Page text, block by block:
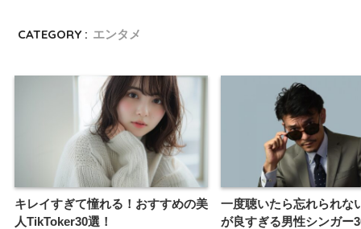
CATEGORY : エンタメ
キレイすぎて憧れる！おすすめの美
人TikToker30選！
一度聴いたら忘れられ
が良すぎる男性シンガー